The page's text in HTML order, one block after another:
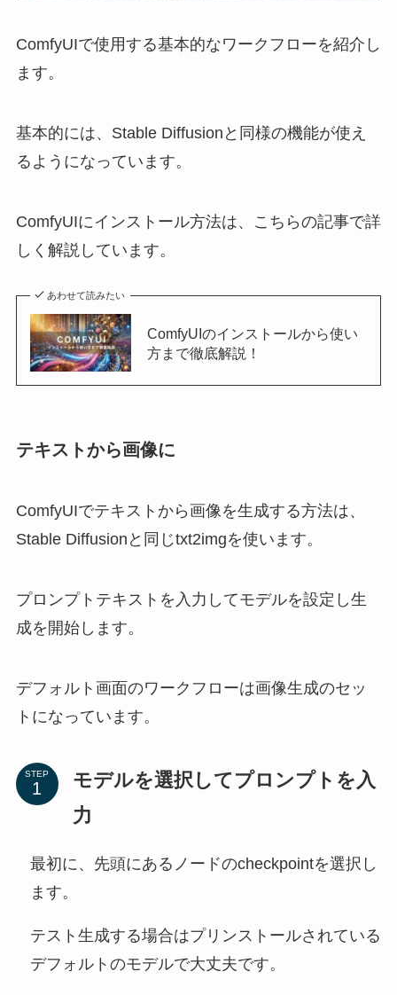
ComfyUIで使用する基本的なワークフローを紹介し
ます。
基本的には、Stable Diffusionと同様の機能が使え
るようになっています。
ComfyUIにインストール方法は、こちらの記事で詳
しく解説しています。
あわせて読みたい
ComfyUIのインストールから使い
方まで徹底解説！
テキストから画像に
ComfyUIでテキストから画像を生成する方法は、
Stable Diffusionと同じtxt2imgを使います。
プロンプトテキストを入力してモデルを設定し生
成を開始します。
デフォルト画面のワークフローは画像生成のセッ
トになっています。
STEP
モデルを選択してプロンプトを入
力
最初に、先頭にあるノードのcheckpointを選択し
ます。
テスト生成する場合はプリンストールされている
デフォルトのモデルで大丈夫です。